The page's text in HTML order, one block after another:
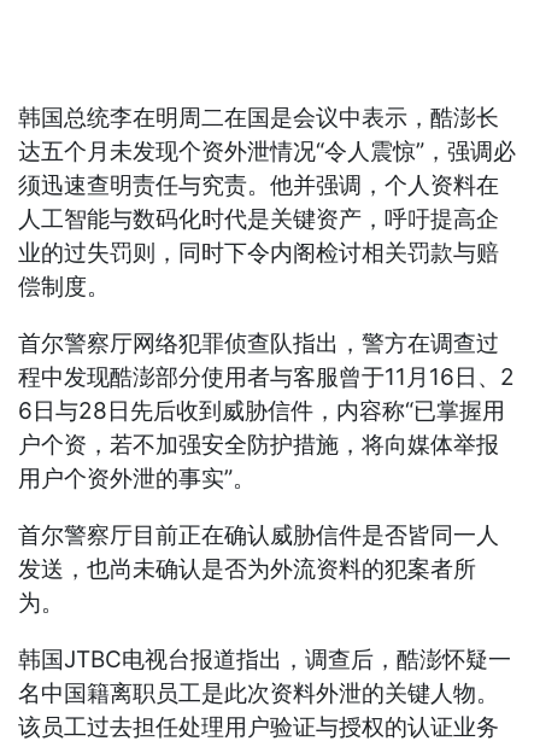
韩国总统李在明周二在国是会议中表示，酷澎长
达五个月未发现个资外泄情况“令人震惊”，强调必
须迅速查明责任与究责。他并强调，个人资料在
人工智能与数码化时代是关键资产，呼吁提高企
业的过失罚则，同时下令内阁检讨相关罚款与赔
偿制度。
首尔警察厅网络犯罪侦查队指出，警方在调查过
程中发现酷澎部分使用者与客服曾于11月16日、2
6日与28日先后收到威胁信件，内容称“已掌握用
户个资，若不加强安全防护措施，将向媒体举报
用户个资外泄的事实”。
首尔警察厅目前正在确认威胁信件是否皆同一人
发送，也尚未确认是否为外流资料的犯案者所
为。
韩国JTBC电视台报道指出，调查后，酷澎怀疑一
名中国籍离职员工是此次资料外泄的关键人物。
该员工过去担任处理用户验证与授权的认证业务